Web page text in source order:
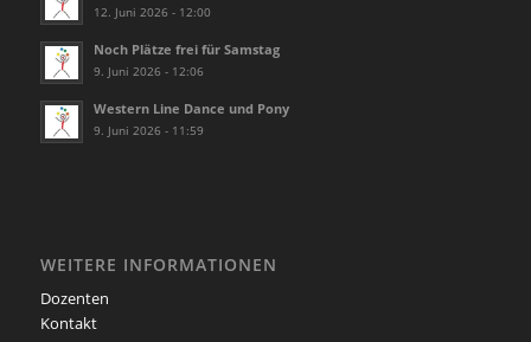
12. Juni 2026 - 12:00
Noch Plätze frei für Samstag
9. Juni 2026 - 12:06
Western Line Dance und Pony
9. Juni 2026 - 11:59
WEITERE INFORMATIONEN
Dozenten
Kontakt